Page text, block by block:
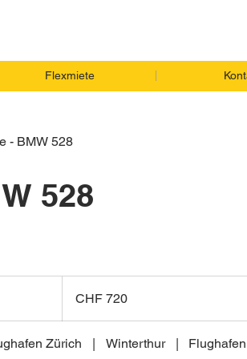
Flexmiete
- BMW 528
528
frangı0
CHF 720
Zürich | Winterthur |